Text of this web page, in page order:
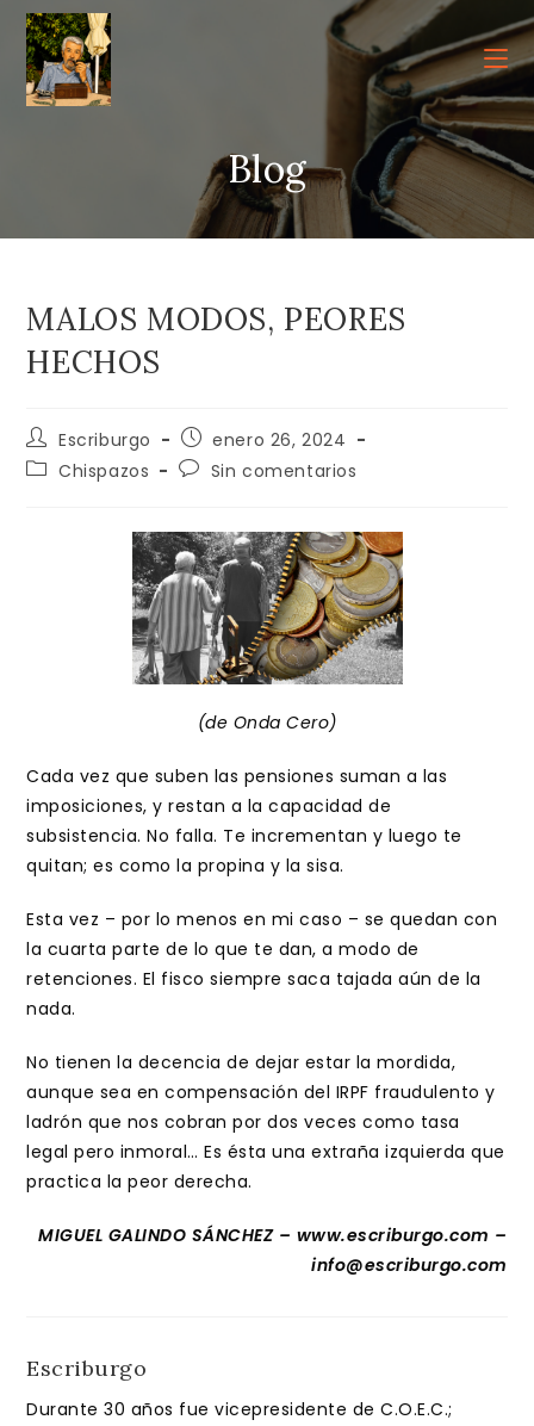
contenido
Blog
MALOS MODOS, PEORES
HECHOS
Autor
de
la
Escriburgo
Publicación
de
la
enero 26, 2024
Categoría
Chispazos
Comentarios
entrada:
Sin comentarios
(de Onda Cero)
Cada vez que suben las pensiones suman a las
imposiciones, y restan a la capacidad de
subsistencia. No falla. Te incrementan y luego te
quitan; es como la propina y la sisa.
Esta vez – por lo menos en mi caso – se quedan con
la cuarta parte de lo que te dan, a modo de
retenciones. El fisco siempre saca tajada aún de la
nada.
No tienen la decencia de dejar estar la mordida,
aunque sea en compensación del IRPF fraudulento y
ladrón que nos cobran por dos veces como tasa
legal pero inmoral… Es ésta una extraña izquierda que
practica la peor derecha.
MIGUEL GALINDO SÁNCHEZ – www.escriburgo.com –
info@escriburgo.com
Escriburgo
Durante 30 años fue vicepresidente de C.O.E.C.;